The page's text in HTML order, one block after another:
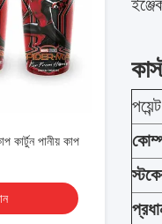
কার্টুন পানীয় কাপ
পয়েন্ট